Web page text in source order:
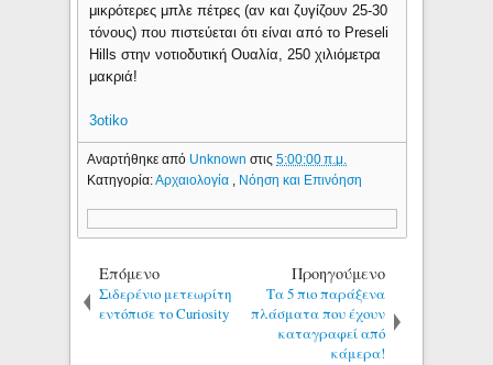
μικρότερες μπλε πέτρες (αν και ζυγίζουν 25-30
τόνους) που πιστεύεται ότι είναι από το Preseli
Hills στην νοτιοδυτική Ουαλία, 250 χιλιόμετρα
μακριά!
3otiko
Αναρτήθηκε από Unknownστις5:00:00 π.μ.
Κατηγορία:Αρχαιολογία , Νόηση και Επινόηση
Επόμενο
Σιδερένιο μετεωρίτη
εντόπισε το Curiosity
Προηγούμενο
Τα 5 πιο παράξενα
πλάσματα που έχουν
καταγραφεί από
κάμερα!